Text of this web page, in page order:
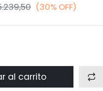
(30% OFF)
al carrito